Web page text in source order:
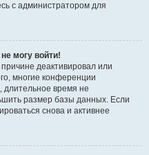
с администратором для
могу войти!
деактивировал или
многие конференции
длительное время не
размер базы данных. Если
снова и активнее